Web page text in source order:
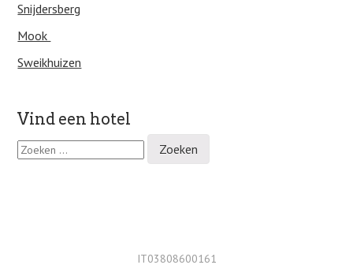
Snijdersberg
Mook
Sweikhuizen
Vind een hotel
Z
o
IT03808600161